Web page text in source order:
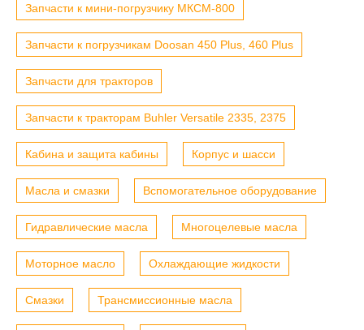
Запчасти к мини-погрузчику МКСМ-800
Запчасти к погрузчикам Doosan 450 Plus, 460 Plus
Запчасти для тракторов
Запчасти к тракторам Buhler Versatile 2335, 2375
Кабина и защита кабины Корпус и шасси
Масла и смазки Вспомогательное оборудование
Гидравлические масла Многоцелевые масла
Моторное масло Охлаждающие жидкости
Смазки Трансмиссионные масла